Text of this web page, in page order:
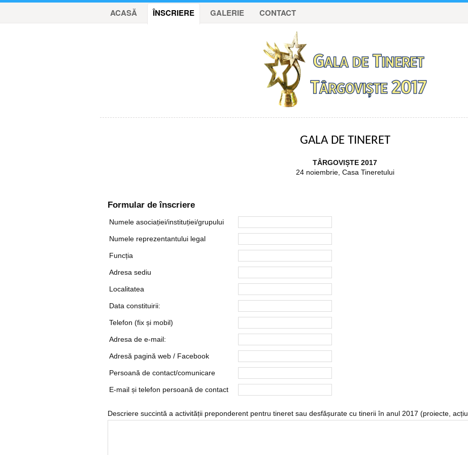
ACASĂ ÎNSCRIERE GALERIE CONTACT
GALA DE TINERET
TÂRGOVIȘTE 2017
24 noiembrie, Casa Tineretului
Formular de înscriere
Numele asociației/instituției/grupului
Numele reprezentantului legal
Funcția
Adresa sediu
Localitatea
Data constituirii:
Telefon (fix și mobil)
Adresa de e-mail:
Adresă pagină web / Facebook
Persoană de contact/comunicare
E-mail și telefon persoană de contact
Descriere succintă a activității preponderent pentru tineret sau desfășurate cu tinerii în anul 2017 (proiecte,